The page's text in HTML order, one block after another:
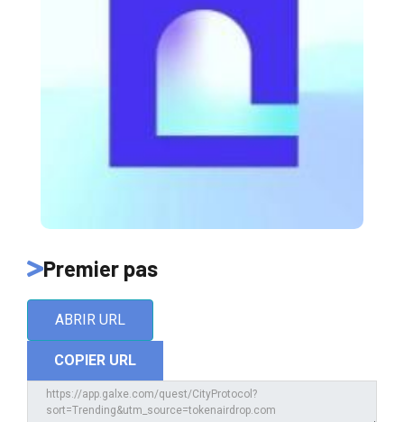
Premier pas
ABRIR URL
COPIER URL